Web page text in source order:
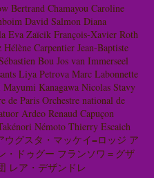
Bertrand Chamayou Caroline
David Salmon Diana
Eva Zaïcik François-Xavier Roth
Hélène Carpentier Jean-Baptiste
Bou Jos van Immerseel
Liya Petrova Marc Labonnette
Mayumi Kanagawa Nicolas Stavy
de Paris Orchestre national de
Ardeo Renaud Capuçon
Némoto Thierry Escaich
ウグスタ・マッケイ=ロッジ ア
・ドゥグー フランソワ＝グザ
レア・デザンドレ